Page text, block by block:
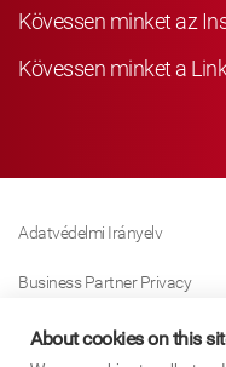
Kövessen minket az
Kövessen minket a
Adatvédelmi Irányelv
Business Partner Privacy
Sütikre Vonatkozó Irányelv
About cookies on this